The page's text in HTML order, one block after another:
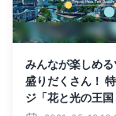
みんなが楽しめ
盛りだくさん！
ジ「花と光の王国